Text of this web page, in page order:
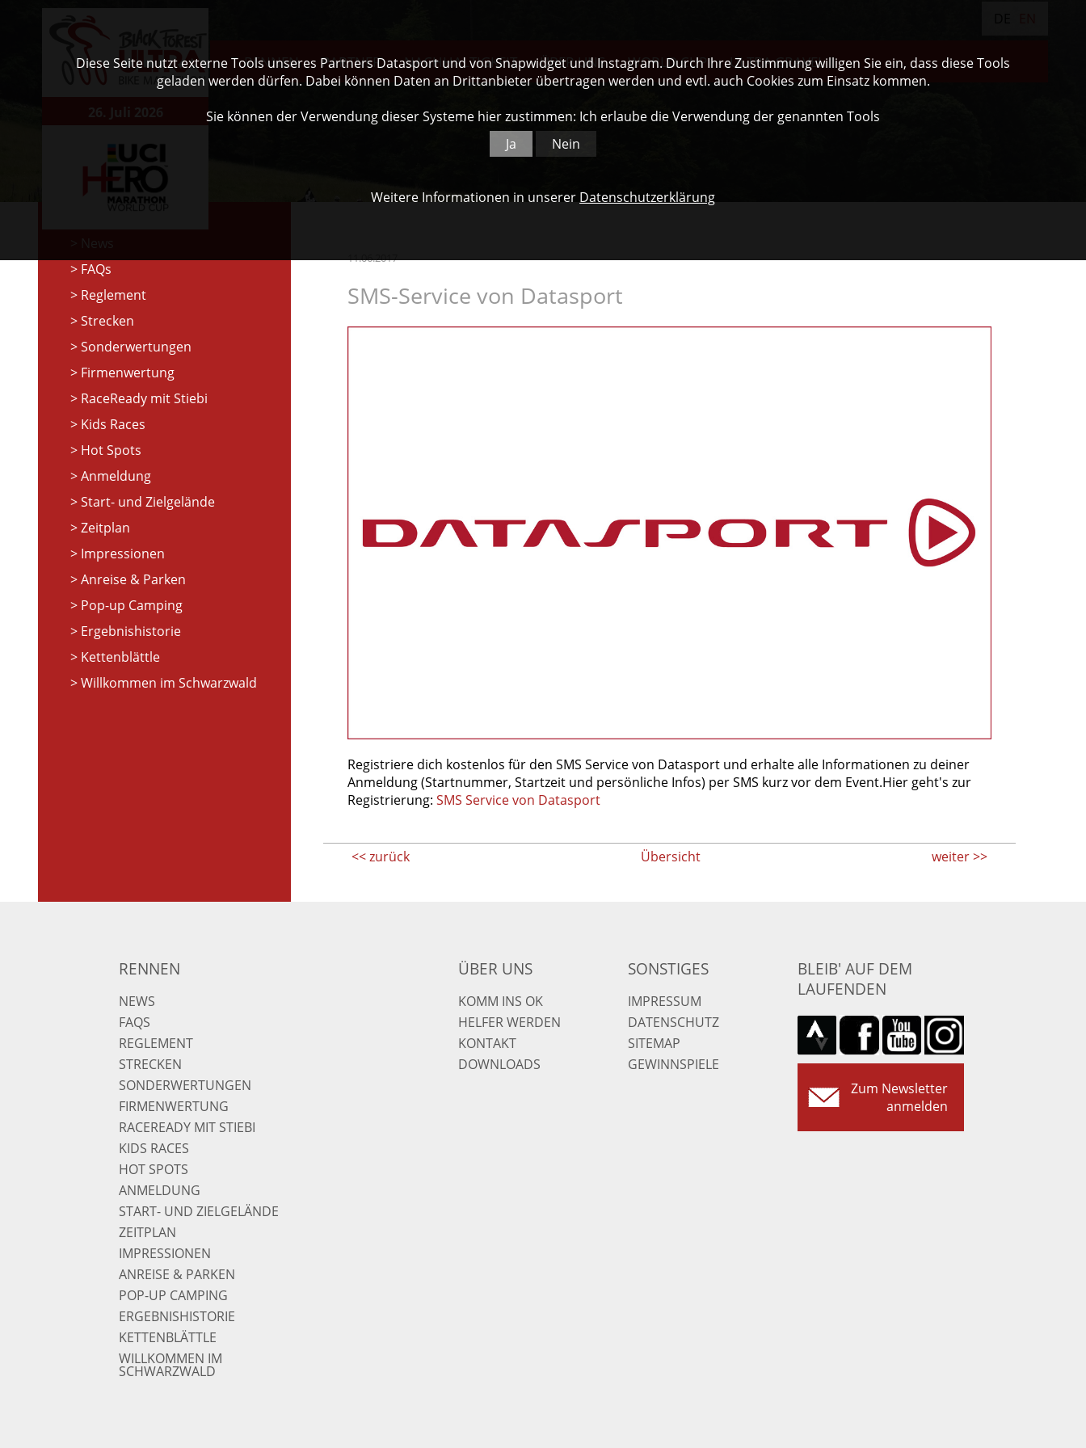
RENNEN PARTNER NACHHALTIGKEIT ÜBER UNS WORLD CUP ULTRA GRAVEL
FAQs
Reglement
Strecken
Sonderwertungen
Firmenwertung
RaceReady mit Stiebi
Kids Races
Hot Spots
Anmeldung
Start- und Zielgelände
Zeitplan
Impressionen
Anreise & Parken
Pop-up Camping
Ergebnishistorie
Kettenblättle
Willkommen im Schwarzwald
11.06.2017
SMS-Service von Datasport
Registriere dich kostenlos für den SMS Service von Datasport und erhalte alle Informationen zu deiner
Anmeldung (Startnummer, Startzeit und persönliche Infos) per SMS kurz vor dem Event.Hier geht's zur
Registrierung: SMS Service von Datasport
<< zurück weiter >>
Übersicht
RENNEN
NEWS
FAQS
REGLEMENT
STRECKEN
SONDERWERTUNGEN
FIRMENWERTUNG
RACEREADY MIT STIEBI
KIDS RACES
HOT SPOTS
ANMELDUNG
START- UND ZIELGELÄNDE
ZEITPLAN
IMPRESSIONEN
ANREISE & PARKEN
POP-UP CAMPING
ERGEBNISHISTORIE
KETTENBLÄTTLE
WILLKOMMEN IM
SCHWARZWALD
ÜBER UNS
KOMM INS OK
HELFER WERDEN
KONTAKT
DOWNLOADS
SONSTIGES
IMPRESSUM
DATENSCHUTZ
SITEMAP
GEWINNSPIELE
BLEIB' AUF DEM
LAUFENDEN
Zum Newsletter
anmelden
Diese Seite nutzt externe Tools unseres Partners Datasport und von Snapwidget und Instagram. Durch Ihre Zustimmung willigen Sie ein, dass diese Tools
geladen werden dürfen. Dabei können Daten an Drittanbieter übertragen werden und evtl. auch Cookies zum Einsatz kommen.
Sie können der Verwendung dieser Systeme hier zustimmen: Ich erlaube die Verwendung der genannten Tools
Ja
Nein
Weitere Informationen in unserer Datenschutzerklärung